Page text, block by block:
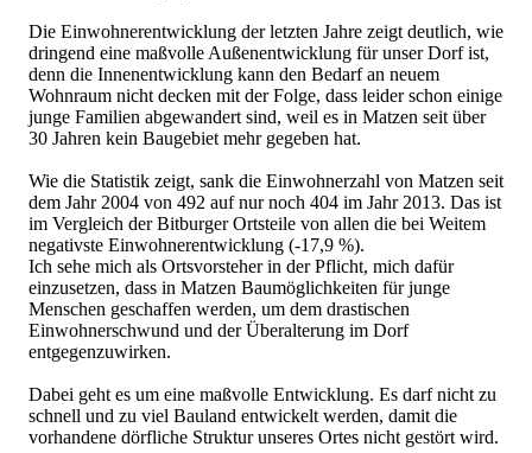
Die Einwohnerentwicklung der letzten Jahre zeigt deutlich, wie
dringend eine maßvolle Außenentwicklung für unser Dorf ist,
denn die Innenentwicklung kann den Bedarf an neuem
Wohnraum nicht decken mit der Folge, dass leider schon einige
junge Familien abgewandert sind, weil es in Matzen seit über
30 Jahren kein Baugebiet mehr gegeben hat.
Wie die Statistik zeigt, sank die Einwohnerzahl von Matzen seit
dem Jahr 2004 von 492 auf nur noch 404 im Jahr 2013. Das ist
im Vergleich der Bitburger Ortsteile von allen die bei Weitem
negativste Einwohnerentwicklung (-17,9 %).
Ich sehe mich als Ortsvorsteher in der Pflicht, mich dafür
einzusetzen, dass in Matzen Baumöglichkeiten für junge
Menschen geschaffen werden, um dem drastischen
Einwohnerschwund und der Überalterung im Dorf
entgegenzuwirken.
Dabei geht es um eine maßvolle Entwicklung. Es darf nicht zu
schnell und zu viel Bauland entwickelt werden, damit die
vorhandene dörfliche Struktur unseres Ortes nicht gestört wird.